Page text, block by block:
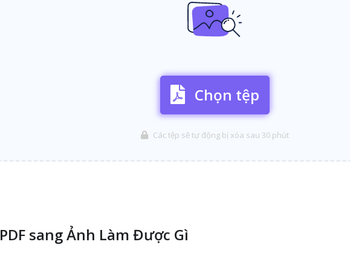
Chọn tệp
Các tệp sẽ tự động bị xóa sau 30 phút
PDF sang Ảnh Làm Được Gì